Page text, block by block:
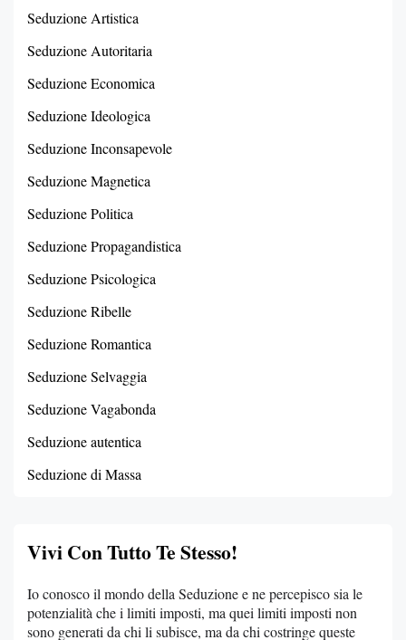
Seduzione Artistica
Seduzione Autoritaria
Seduzione Economica
Seduzione Ideologica
Seduzione Inconsapevole
Seduzione Magnetica
Seduzione Politica
Seduzione Propagandistica
Seduzione Psicologica
Seduzione Ribelle
Seduzione Romantica
Seduzione Selvaggia
Seduzione Vagabonda
Seduzione autentica
Seduzione di Massa
Vivi Con Tutto Te Stesso!
Io conosco il mondo della Seduzione e ne percepisco sia le
potenzialità che i limiti imposti, ma quei limiti imposti non
sono generati da chi li subisce, ma da chi costringe queste